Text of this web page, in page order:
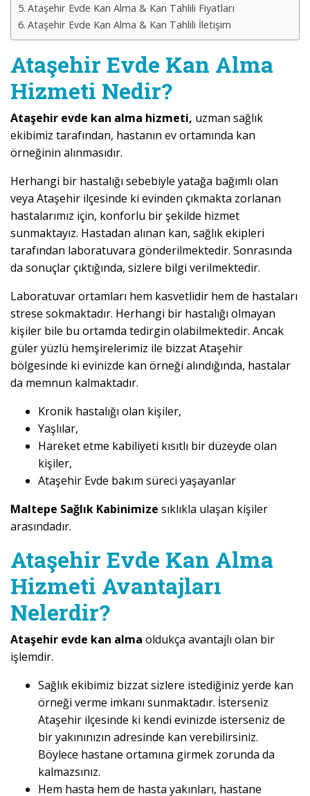
Ataşehir Evde Kan Alma & Kan Tahlili Fiyatları
Ataşehir Evde Kan Alma & Kan Tahlili İletişim
Ataşehir Evde Kan Alma
Hizmeti Nedir?
Ataşehir evde kan alma hizmeti, uzman sağlık
ekibimiz tarafından, hastanın ev ortamında kan
örneğinin alınmasıdır.
Herhangi bir hastalığı sebebiyle yatağa bağımlı olan
veya Ataşehir ilçesinde ki evinden çıkmakta zorlanan
hastalarımız için, konforlu bir şekilde hizmet
sunmaktayız. Hastadan alınan kan, sağlık ekipleri
tarafından laboratuvara gönderilmektedir. Sonrasında
da sonuçlar çıktığında, sizlere bilgi verilmektedir.
Laboratuvar ortamları hem kasvetlidir hem de hastaları
strese sokmaktadır. Herhangi bir hastalığı olmayan
kişiler bile bu ortamda tedirgin olabilmektedir. Ancak
güler yüzlü hemşirelerimiz ile bizzat Ataşehir
bölgesinde ki evinizde kan örneği alındığında, hastalar
da memnun kalmaktadır.
Kronik hastalığı olan kişiler,
Yaşlılar,
Hareket etme kabiliyeti kısıtlı bir düzeyde olan
kişiler,
Ataşehir Evde bakım süreci yaşayanlar
Maltepe Sağlık Kabinimize sıklıkla ulaşan kişiler
arasındadır.
Ataşehir Evde Kan Alma
Hizmeti Avantajları
Nelerdir?
Ataşehir evde kan alma oldukça avantajlı olan bir
işlemdir.
Sağlık ekibimiz bizzat sizlere istediğiniz yerde kan
örneği verme imkanı sunmaktadır. İsterseniz
Ataşehir ilçesinde ki kendi evinizde isterseniz de
bir yakınınızın adresinde kan verebilirsiniz.
Böylece hastane ortamına girmek zorunda da
kalmazsınız.
Hem hasta hem de hasta yakınları, hastane